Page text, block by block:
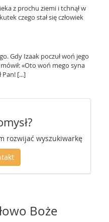
z prochu ziemi i tchnął w
czego stał się człowiek
Gdy Izaak poczuł woń jego
«Oto woń mego syna
Pan! [...]
rozwijać wyszukiwarkę
Boże